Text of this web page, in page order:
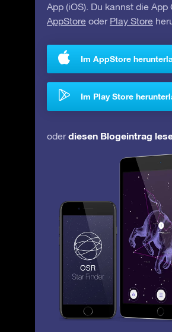
App (iOS). Du kannst die App
AppStore oder Play Store
Im AppStore
Im Play Store
oderdiesen Blogeintrag